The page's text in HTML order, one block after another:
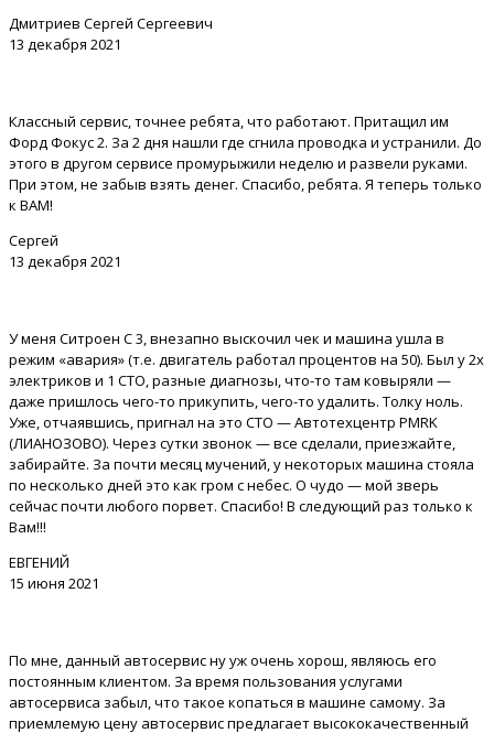
Дмитриев Сергей Сергеевич
13 декабря 2021
Классный сервис, точнее ребята, что работают. Притащил им
Форд Фокус 2. За 2 дня нашли где сгнила проводка и устранили. До
этого в другом сервисе промурыжили неделю и развели руками.
При этом, не забыв взять денег. Спасибо, ребята. Я теперь только
к ВАМ!
Сергей
13 декабря 2021
У меня Ситроен С 3, внезапно выскочил чек и машина ушла в
режим «авария» (т.е. двигатель работал процентов на 50). Был у 2х
электриков и 1 СТО, разные диагнозы, что-то там ковыряли —
даже пришлось чего-то прикупить, чего-то удалить. Толку ноль.
Уже, отчаявшись, пригнал на это СТО — Автотехцентр PMRK
(ЛИАНОЗОВО). Через сутки звонок — все сделали, приезжайте,
забирайте. За почти месяц мучений, у некоторых машина стояла
по несколько дней это как гром с небес. О чудо — мой зверь
сейчас почти любого порвет. Спасибо! В следующий раз только к
Вам!!!
ЕВГЕНИЙ
15 июня 2021
По мне, данный автосервис ну уж очень хорош, являюсь его
постоянным клиентом. За время пользования услугами
автосервиса забыл, что такое копаться в машине самому. За
приемлемую цену автосервис предлагает высококачественный